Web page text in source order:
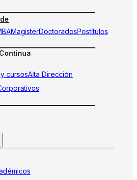
MagísterDoctoradosPostítulos
cursosAlta Dirección